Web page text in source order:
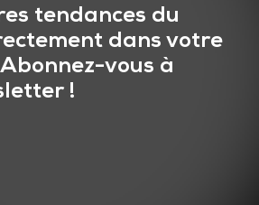
tendances du
dans votre
vous à
!